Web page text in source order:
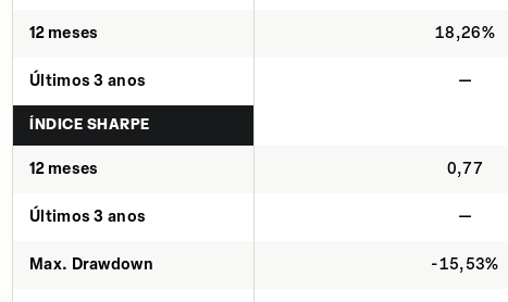
12 meses 18,26%
Últimos 3 anos —
ÍNDICE SHARPE
12 meses 0,77
Últimos 3 anos —
Max. Drawdown -15,53%